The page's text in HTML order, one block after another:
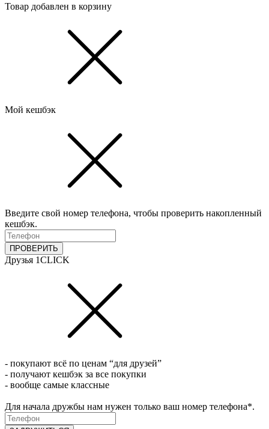
Товар добавлен в корзину
Мой кешбэк
Введите свой номер телефона, чтобы проверить накопленный
кешбэк.
ПРОВЕРИТЬ
Друзья 1CLICK
- покупают всё по ценам “для друзей”
- получают кешбэк за все покупки
- вообще самые классные
Для начала дружбы нам нужен только ваш номер телефона*.